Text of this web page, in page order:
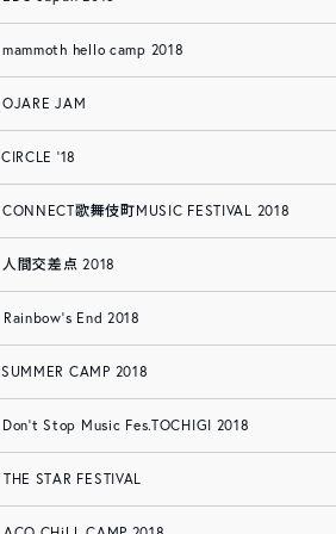
mammoth hello camp 2018
OJARE JAM
CIRCLE ‘18
CONNECT歌舞伎町MUSIC FESTIVAL 2018
人間交差点 2018
Rainbow’s End 2018
SUMMER CAMP 2018
Don’t Stop Music Fes.TOCHIGI 2018
THE STAR FESTIVAL